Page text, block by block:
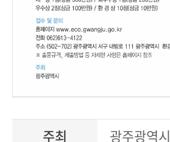
주최 광주광역시